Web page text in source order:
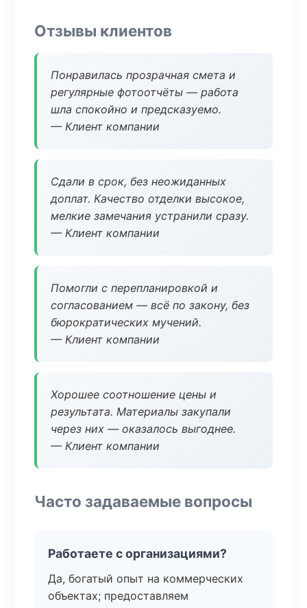
Отзывы клиентов
Понравилась прозрачная смета и
регулярные фотоотчёты — работа
шла спокойно и предсказуемо.
— Клиент компании
Сдали в срок, без неожиданных
доплат. Качество отделки высокое,
мелкие замечания устранили сразу.
— Клиент компании
Помогли с перепланировкой и
согласованием — всё по закону, без
бюрократических мучений.
— Клиент компании
Хорошее соотношение цены и
результата. Материалы закупали
через них — оказалось выгоднее.
— Клиент компании
Часто задаваемые вопросы
Работаете с организациями?
Да, богатый опыт на коммерческих
объектах; предоставляем